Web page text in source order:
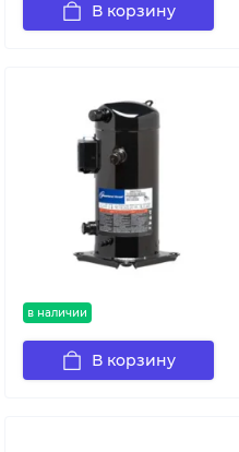
В корзину
в наличии
В корзину